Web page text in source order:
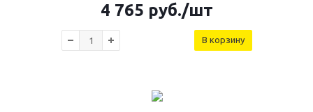
4 765 руб./шт
В корзину